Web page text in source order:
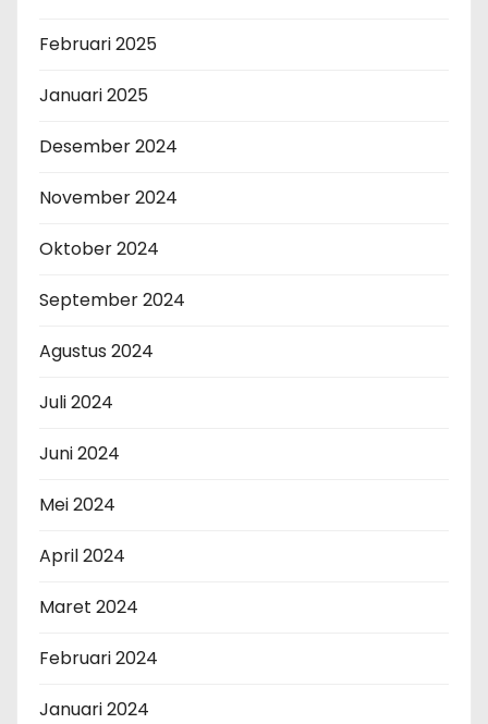
Februari 2025
Januari 2025
Desember 2024
November 2024
Oktober 2024
September 2024
Agustus 2024
Juli 2024
Juni 2024
Mei 2024
April 2024
Maret 2024
Februari 2024
Januari 2024